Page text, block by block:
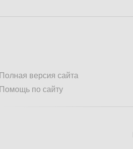
Полная версия сайта
Помощь по сайту